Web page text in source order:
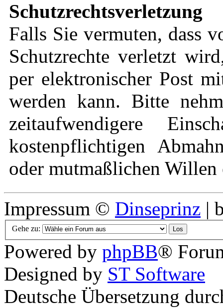
Schutzrechtsverletzung
Falls Sie vermuten, dass
Schutzrechte verletzt
per elektronischer Post
werden kann. Bitte
zeitaufwendigere
kostenpflichtigen
oder mutmaßlichen Willen
Impressum © Dinseprinz |
Gehe zu:
Powered by phpBB®
Designed by ST Software
Deutsche Übersetzung